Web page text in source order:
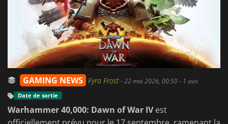
GAMING NEWS Fyra Frost-22 mai 2026, 00:50- 1 avis
Date de sortie
Warhammer 40,000: Dawn of War IVest